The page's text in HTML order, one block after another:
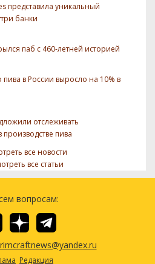
представила уникальный
банки
паб с 460-летней историей
пива в России выросло на 10% в
отслеживать
пива
все новости
все статьи
вопросам:
Редакция